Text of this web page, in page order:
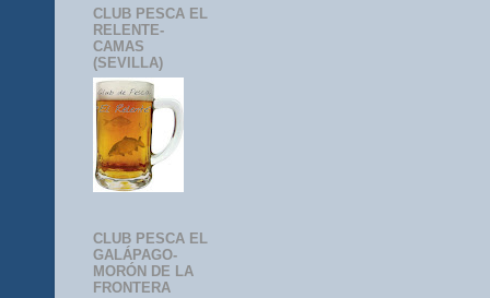
CLUB PESCA EL
RELENTE-
CAMAS
(SEVILLA)
CLUB PESCA EL
GALÁPAGO-
MORÓN DE LA
FRONTERA